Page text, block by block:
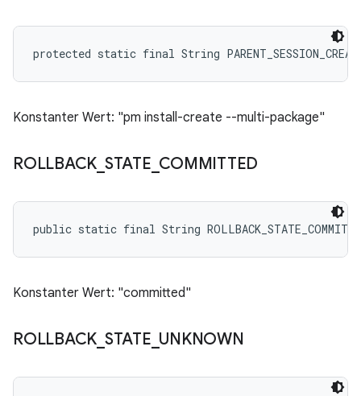
protected static final String
Konstanter Wert: "pm install-create --multi-package"
ROLLBACK STATE COMMITTED
public static final String
Konstanter Wert: "committed"
ROLLBACK STATE UNKNOWN